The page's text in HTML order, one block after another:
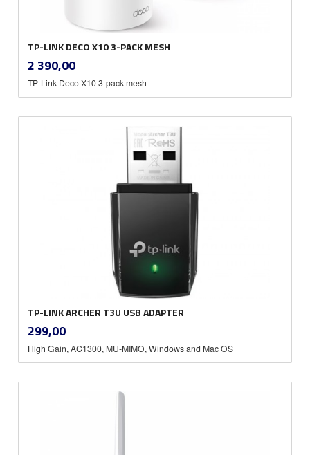
TP-LINK DECO X10 3-PACK MESH
Pris
2 390,00mva.
TP-Link Deco X10 3-pack mesh
TP-LINK ARCHER T3U USB ADAPTER
Pris
299,00mva.
High Gain, AC1300, MU-MIMO, Windows and Mac OS